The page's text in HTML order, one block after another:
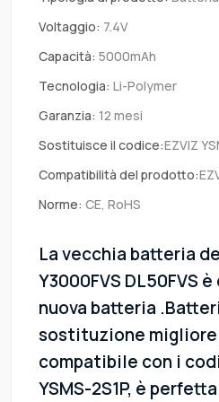
Voltaggio: 7.4V
Capacità: 5000mAh
Tecnologia: Li-Polymer
Garanzia: 12 mesi
Sostituisce il codice:EZVIZ
Compatibilità del prodotto:
Norme: CE, RoHS
La vecchia batteria
Y3000FVS DL50FVS
nuova batteria
sostituzione migliore
compatibile con i
YSMS-2S1P, è